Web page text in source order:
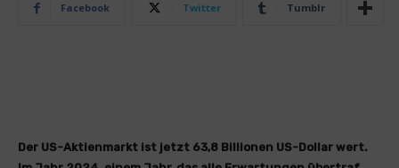
Facebook Twitter Tumblr
Der US-Aktienmarkt ist jetzt 63,8 Billionen US-Dollar wert.